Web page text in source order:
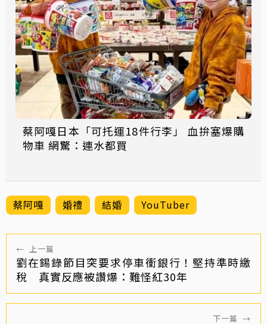
蔡阿嘎日本「可托運18件行李」 血拚塞爆購
物車 網驚：連水都買
蔡阿嘎 婚禮 結婚 YouTuber
← 上一篇
劉在錫錄節目突要求停車衝銀行！堅持準時繳
稅 真實反應被讚爆：難怪紅30年
下一篇 →